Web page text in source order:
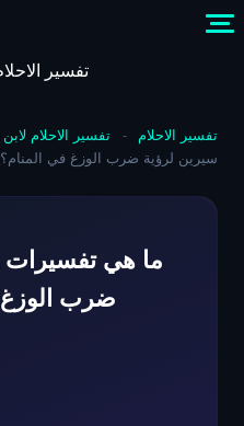
تفسير
تفسير الاحلام - تفسير الاحلام
سيرين لرؤية ضرب الوزغ في المنام؟
ما هي تفسيرات
ضرب الوزغ